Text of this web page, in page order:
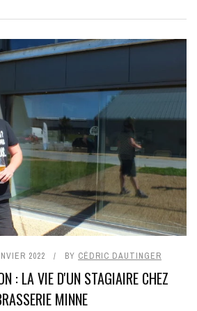
2022 BY CÉDRIC DAUTINGER
: LA VIE D'UN STAGIAIRE CHEZ
MINNE